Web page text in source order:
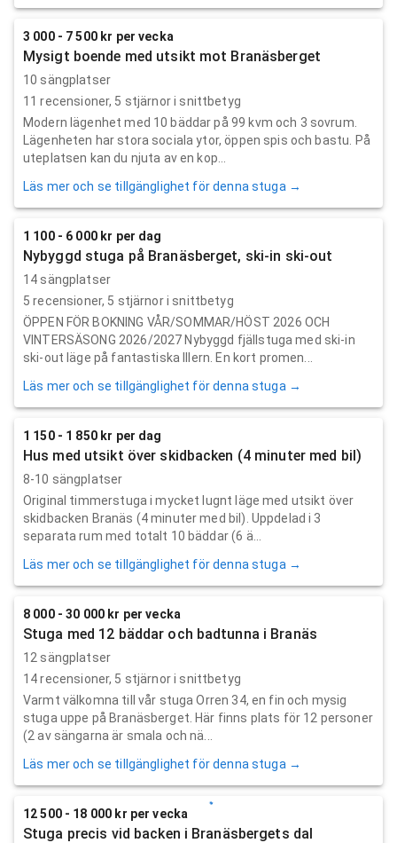
3 000 - 7 500 kr per vecka
Mysigt boende med utsikt mot Branäsberget
10 sängplatser
11 recensioner, 5 stjärnor i snittbetyg
Modern lägenhet med 10 bäddar på 99 kvm och 3 sovrum.
Lägenheten har stora sociala ytor, öppen spis och bastu. På
uteplatsen kan du njuta av en kop...
Läs mer och se tillgänglighet för denna stuga →
1 100 - 6 000 kr per dag
Nybyggd stuga på Branäsberget, ski-in ski-out
14 sängplatser
5 recensioner, 5 stjärnor i snittbetyg
ÖPPEN FÖR BOKNING VÅR/SOMMAR/HÖST 2026 OCH
VINTERSÄSONG 2026/2027 Nybyggd fjällstuga med ski-in
ski-out läge på fantastiska Illern. En kort promen...
Läs mer och se tillgänglighet för denna stuga →
1 150 - 1 850 kr per dag
Hus med utsikt över skidbacken (4 minuter med bil)
8-10 sängplatser
Original timmerstuga i mycket lugnt läge med utsikt över
skidbacken Branäs (4 minuter med bil). Uppdelad i 3
separata rum med totalt 10 bäddar (6 ä...
Läs mer och se tillgänglighet för denna stuga →
8 000 - 30 000 kr per vecka
Stuga med 12 bäddar och badtunna i Branäs
12 sängplatser
14recensioner, 5 stjärnor i snittbetyg
Varmt välkomna till vår stuga Orren 34, en fin och mysig
stuga uppe på Branäsberget. Här finns plats för 12 personer
(2 av sängarna är smala och nä...
Läs mer och se tillgänglighet för denna stuga →
12 500 - 18 000 kr per vecka
Stuga precis vid backen i Branäsbergets dal